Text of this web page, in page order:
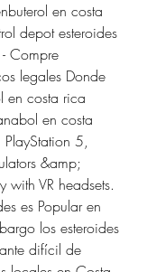
en costa
depot esteroides
Compre
legales Donde
en costa rica
en costa
5,
&amp;
with VR headsets.
es Popular en
los esteroides
difícil de